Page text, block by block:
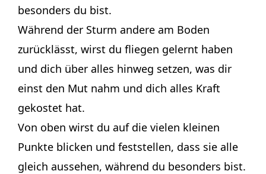
besonders du bist.
Während der Sturm andere am Boden
zurücklässt, wirst du fliegen gelernt haben
und dich über alles hinweg setzen, was dir
einst den Mut nahm und dich alles Kraft
gekostet hat.
Von oben wirst du auf die vielen kleinen
Punkte blicken und feststellen, dass sie alle
gleich aussehen, während du besonders bist.